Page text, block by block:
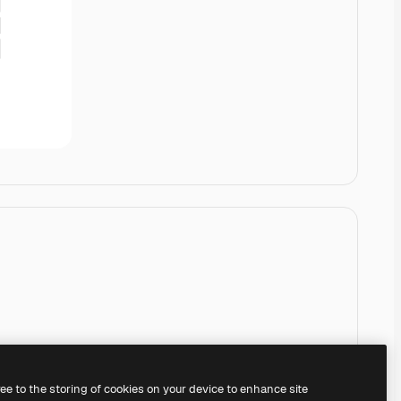
to the storing of cookies on your device to enhance site